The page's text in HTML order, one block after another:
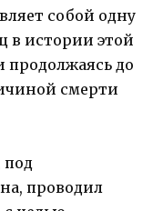
собой одну
в истории этой
продолжаясь до
смерти
под
проводил